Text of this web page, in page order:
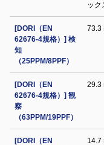
ック
[DORI（EN
62676-4規格）] 検
知
（25PPM/8PPF）
73.3
[DORI（EN
62676-4規格）] 観
察
（63PPM/19PPF）
29.3
[DORI（EN
14.7